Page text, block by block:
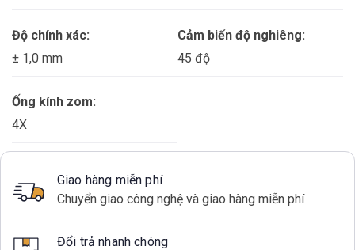
Độ chính xác:
± 1,0 mm
Cảm biến độ nghiêng:
45 độ
Ống kính zom:
4X
Giao hàng miễn phí
Chuyển giao công nghệ và giao hàng miễn phí
Đổi trả nhanh chóng